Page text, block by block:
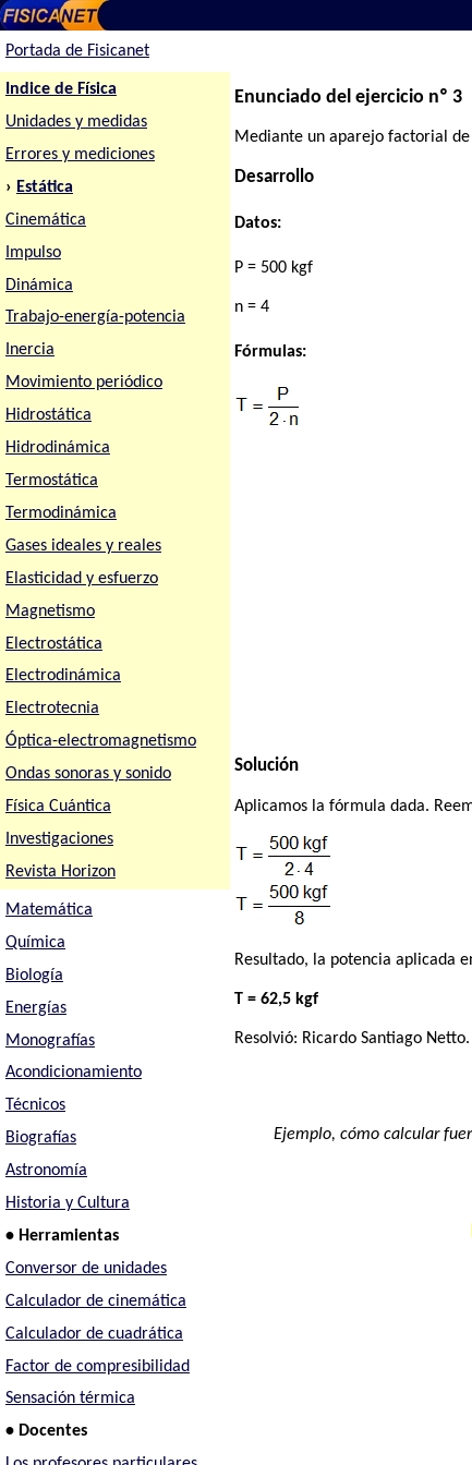
Portada de Fisicanet
Indice de Física
Unidades y medidas
Errores y mediciones
› Estática
Cinemática
Impulso
Dinámica
Trabajo-energía-potencia
Inercia
Movimiento periódico
Hidrostática
Hidrodinámica
Termostática
Termodinámica
Gases ideales y reales
Elasticidad y esfuerzo
Magnetismo
Electrostática
Electrodinámica
Electrotecnia
Óptica-electromagnetismo
Ondas sonoras y sonido
Física Cuántica
Investigaciones
Revista Horizon
Matemática
Química
Biología
Energías
Monografías
Acondicionamiento
Técnicos
Biografías
Astronomía
Historia y Cultura
• Herramientas
Conversor de unidades
Calculador de cinemática
Calculador de cuadrática
Factor de compresibilidad
Sensación térmica
• Docentes
Enunciado del ejercicio nº 3
Mediante un aparejo factorial de
Desarrollo
Datos:
P = 500 kgf
n = 4
Fórmulas:
Solución
Aplicamos la fórmula dada.
Resultado, la potencia aplicada
T = 62,5 kgf
Resolvió: Ricardo Santiago Netto
Ejemplo, cómo calcular